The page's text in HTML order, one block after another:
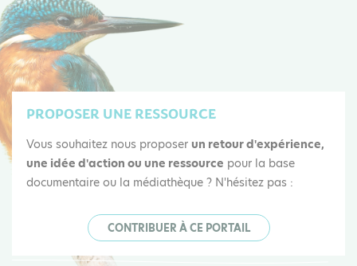
PROPOSER UNE RESSOURCE
Vous souhaitez nous proposer un retour d'expérience,
une idée d'action ou une ressource pour la base
documentaire ou la médiathèque ? N'hésitez pas :
CONTRIBUER À CE PORTAIL